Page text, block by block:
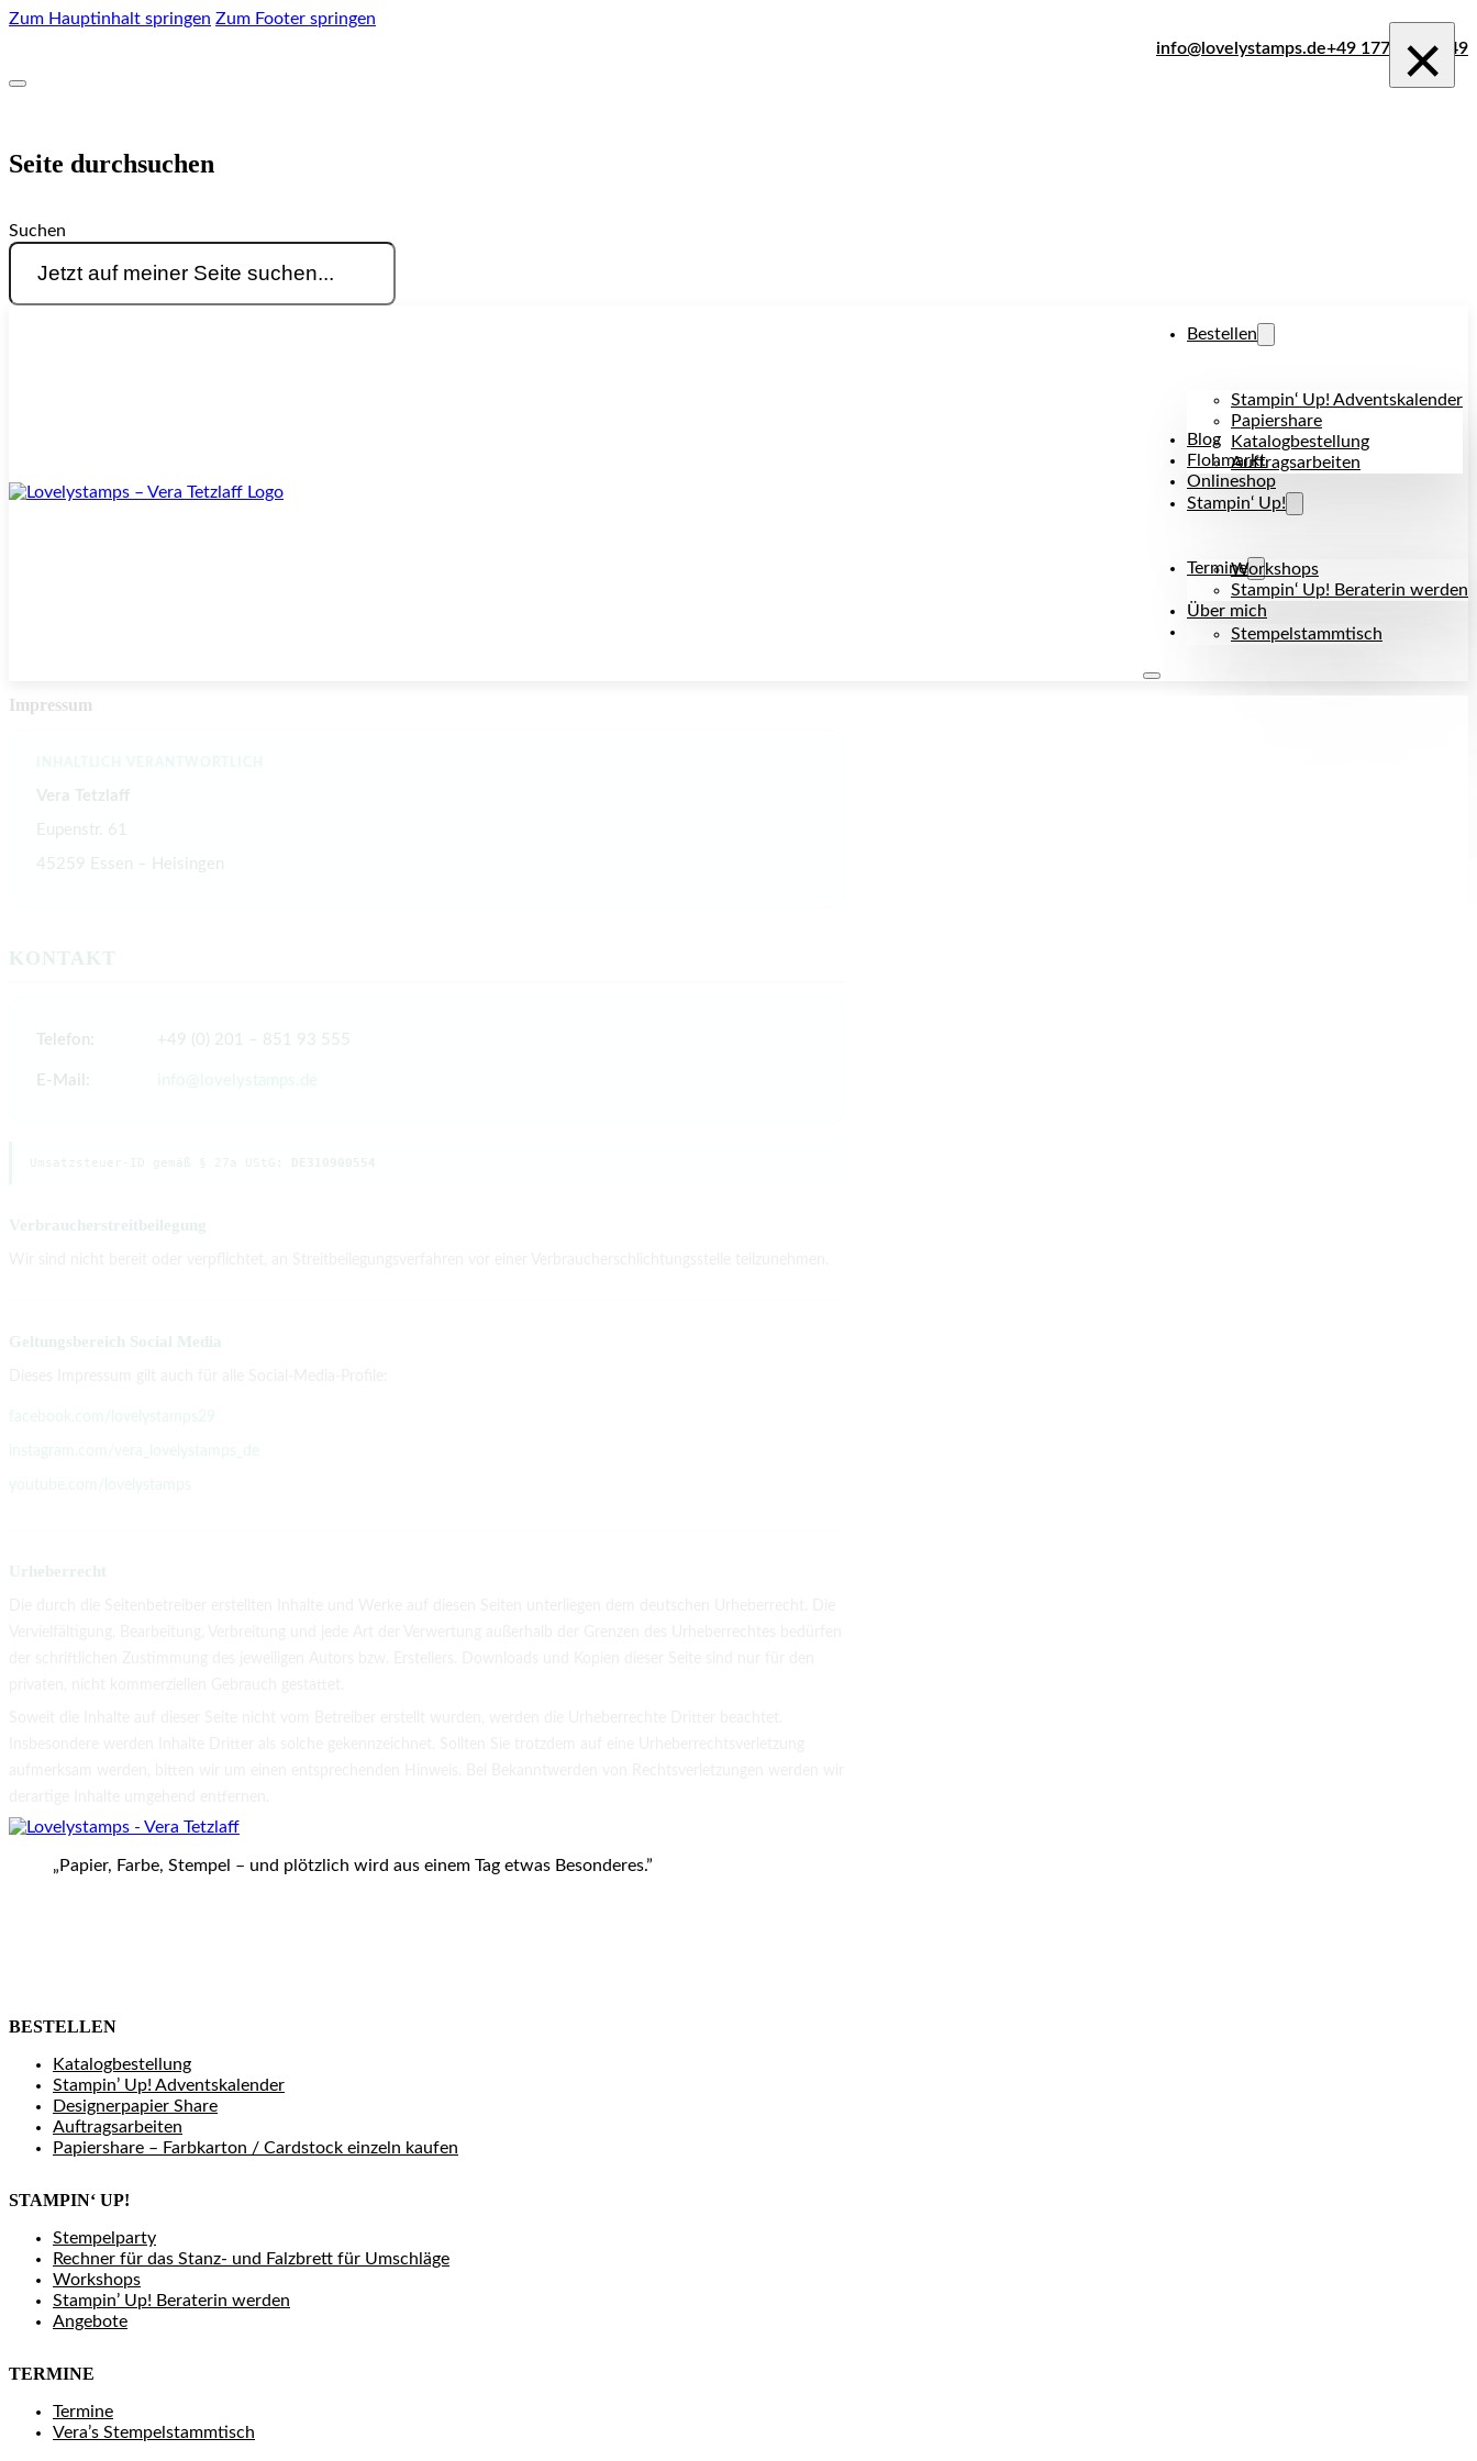
Zum Hauptinhalt springen Zum Footer springen
info@lovelystamps.de+49 177 242 1849
Seite durchsuchen
Suchen
×
Bestellen
Stampin‘ Up! Adventskalender
Papiershare
Katalogbestellung
Auftragsarbeiten
Blog
Flohmarkt
Onlineshop
Stampin‘ Up!
Workshops
Stampin‘ Up! Beraterin werden
Termine
Stempelstammtisch
Über mich
Kontakt
Impressum
KONTAKT
Telefon:
E-Mail:
Verbraucherstreitbeilegung
Geltungsbereich Social Media
facebook.com/lovelystamps29
instagram.com/vera_lovelystamps_de
youtube.com/lovelystamps
Urheberrecht
„Papier, Farbe, Stempel – und plötzlich wird aus einem Tag etwas Besonderes.”
BESTELLEN
Katalogbestellung
Stampin’ Up! Adventskalender
Designerpapier Share
Auftragsarbeiten
Papiershare – Farbkarton / Cardstock einzeln kaufen
STAMPIN‘ UP!
Stempelparty
Rechner für das Stanz- und Falzbrett für Umschläge
Workshops
Stampin’ Up! Beraterin werden
Angebote
TERMINE
Termine
Vera’s Stempelstammtisch